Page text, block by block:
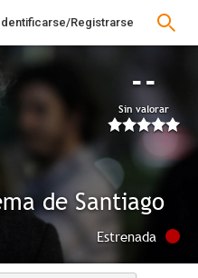
Registrarse
--
Sin valorar
de Santiago
Estrenada